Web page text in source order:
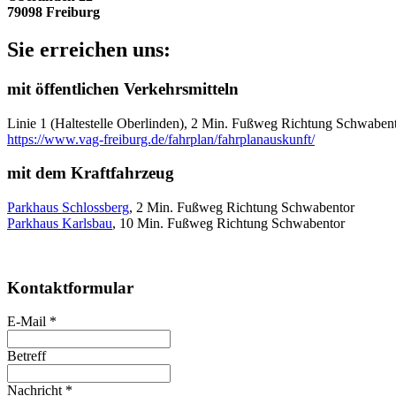
79098 Freiburg
Sie erreichen uns:
mit öffentlichen Verkehrsmitteln
Linie 1 (Haltestelle Oberlinden), 2 Min. Fußweg Richtung
https://www.vag-freiburg.de/fahrplan/fahrplanauskunft/
mit dem Kraftfahrzeug
Parkhaus Schlossberg, 2 Min. Fußweg Richtung Schwabentor
Parkhaus Karlsbau, 10 Min. Fußweg Richtung Schwabentor
Kontaktformular
E-Mail *
Betreff
Nachricht *